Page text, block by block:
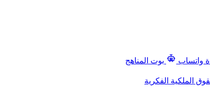
واتساب
بوت المناهج
الملكية الفكرية